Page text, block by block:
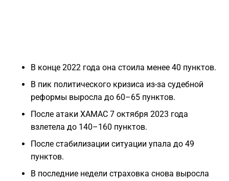
В конце 2022 года она стоила менее 40 пунктов.
В пик политического кризиса из-за судебной
реформы выросла до 60–65 пунктов.
После атаки ХАМАС 7 октября 2023 года
взлетела до 140–160 пунктов.
После стабилизации ситуации упала до 49
пунктов.
В последние недели страховка снова выросла